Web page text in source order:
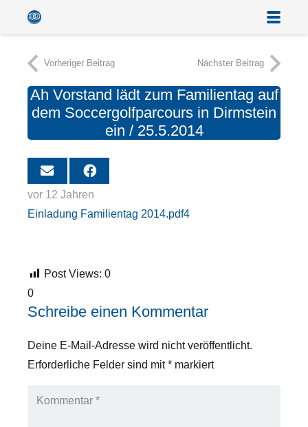
Vorheriger Beitrag Nächster Beitrag
Ah Vorstand lädt zum Familientag auf
dem Soccergolfparcours in Dirmstein
ein / 25.5.2014
vor 12 Jahren
Einladung Familientag 2014.pdf4
Post Views: 0
0
Schreibe einen Kommentar
Deine E-Mail-Adresse wird nicht veröffentlicht.
Erforderliche Felder sind mit* markiert